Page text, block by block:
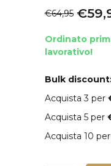
€64,95
Ordinato
lavorativo!
Bulk
Acquista 3 per
Acquista 5 per
Acquista 10 per